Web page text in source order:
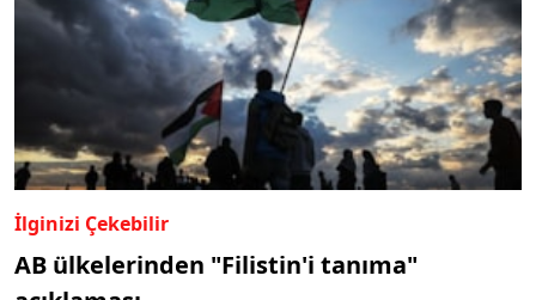
İlginizi Çekebilir
AB ülkelerinden "Filistin'i tanıma"